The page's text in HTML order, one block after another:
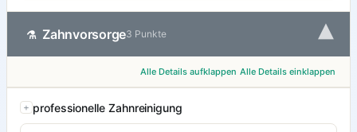
⚗ Zahnvorsorge3 Punkte ▾
Alle Details aufklappen Alle Details einklappen
professionelle Zahnreinigung